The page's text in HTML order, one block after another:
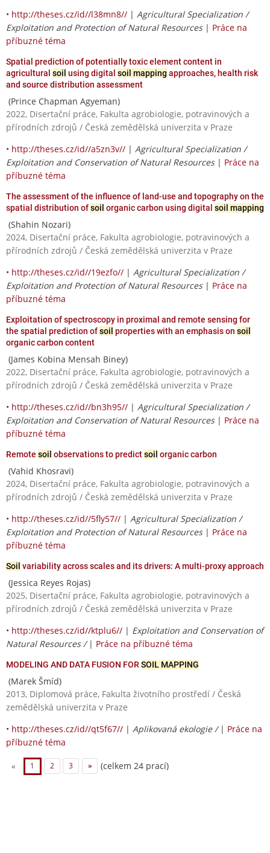
• http://theses.cz/id//l38mn8// | Agricultural Specialization /
Exploitation and Protection of Natural Resources| Práce na
příbuzné téma
Spatial prediction of potentially toxic element content in
agricultural soil using digital soil mapping approaches, health risk
and source distribution assessment
(Prince Chapman Agyeman)
2022, Disertační práce, Fakulta agrobiologie, potravinových a
přírodních zdrojů / Česká zemědělská univerzita v Praze
• http://theses.cz/id//a5zn3v// | Agricultural Specialization /
Exploitation and Conservation of Natural Resources| Práce na
příbuzné téma
The assessment of the influence of land-use and topography on the
spatial distribution ofsoil organic carbon using digital soil mapping
(Shahin Nozari)
2024, Disertační práce, Fakulta agrobiologie, potravinových a
přírodních zdrojů / Česká zemědělská univerzita v Praze
• http://theses.cz/id//19ezfo// | Agricultural Specialization /
Exploitation and Protection of Natural Resources| Práce na
příbuzné téma
Exploitation of spectroscopy in proximal and remote sensing for
the spatial prediction ofsoil properties with an emphasis on soil
organic carbon content
(James Kobina Mensah Biney)
2022, Disertační práce, Fakulta agrobiologie, potravinových a
přírodních zdrojů / Česká zemědělská univerzita v Praze
• http://theses.cz/id//bn3h95// | Agricultural Specialization /
Exploitation and Conservation of Natural Resources| Práce na
příbuzné téma
Remote soil observations to predictsoil organic carbon
(Vahid Khosravi)
2024, Disertační práce, Fakulta agrobiologie, potravinových a
přírodních zdrojů / Česká zemědělská univerzita v Praze
• http://theses.cz/id//5fly57// | Agricultural Specialization /
Exploitation and Protection of Natural Resources| Práce na
příbuzné téma
Soil variability across scales and its drivers: A multi-proxy approach
(Jessica Reyes Rojas)
2025, Disertační práce, Fakulta agrobiologie, potravinových a
přírodních zdrojů / Česká zemědělská univerzita v Praze
• http://theses.cz/id//ktplu6// | Exploitation and Conservation of
Natural Resources / | Práce na příbuzné téma
MODELING AND DATA FUSION FOR SOIL MAPPING
(Marek Šmíd)
2013, Diplomová práce, Fakulta životního prostředí / Česká
zemědělská univerzita v Praze
• http://theses.cz/id//qt5f67// | Aplikovaná ekologie / | Práce na
příbuzné téma
« 1 2 3 » (celkem 24 prací)